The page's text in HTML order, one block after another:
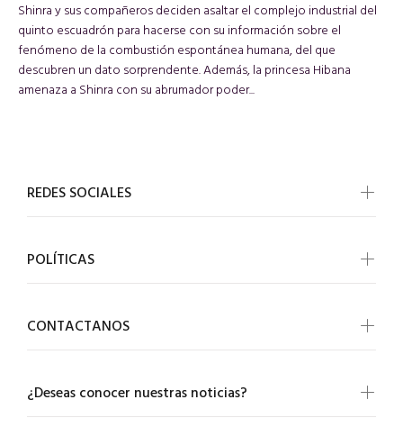
Shinra y sus compañeros deciden asaltar el complejo industrial del
quinto escuadrón para hacerse con su información sobre el
fenómeno de la combustión espontánea humana, del que
descubren un dato sorprendente. Además, la princesa Hibana
amenaza a Shinra con su abrumador poder...
¿Deseas conocer nuestras noticias?
REDES SOCIALES
POLÍTICAS
CONTACTANOS